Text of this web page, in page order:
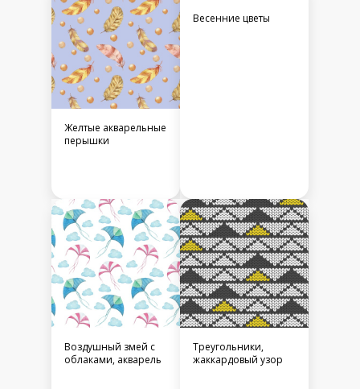
Желтые акварельные
перышки
Весенние цветы
Воздушный змей с
облаками, акварель
Треугольники,
жаккардовый узор